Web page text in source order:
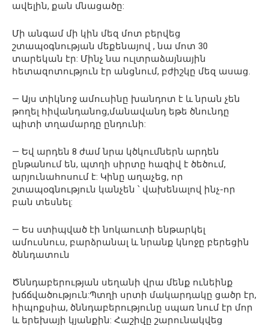
ավելին, քան մնացածը:
Մի անգամ մի կին մեզ մոտ բերվեց
շտապօգնության մեքենայով , նա մոտ 30
տարեկան էր: Մինչ նա ուլտրաձայնային
հետազոտություն էր անցնում, բժիշկը մեզ ասաց.
— Այս տիկնոջ ամուսինը խանդոտ է և նրան չեն
թողել հիվանդանոց,մանավանդ եթե ծնունդը
պիտի տղամարդը ընդունի:
— Եվ արդեն 8 ժամ նրա կծկումներն արդեն
ընթանում են, պտղի սիրտը հազիվ է ծեծում,
արյունահոսում է: Կինը աղաչեց, որ
շտապօգնություն կանչեն ՝ վախենալով ինչ-որ
բան տեսնել:
— Ես ստիպված էի նոկաուտի ենթարկել
ամուսնուս, բարձրանալ և նրանք կնոջը բերեցին
ծննդատուն
Ծննդաբերության սեղանի վրա մենք ունեինք
խճճվածություն:Պտղի սրտի մակարդակը ցածր էր,
հիպոքսիա, ծննդաբերությունը սպառ նում էր մոր
և երեխայի կյանքին: Հաշիվը շարունակվեց